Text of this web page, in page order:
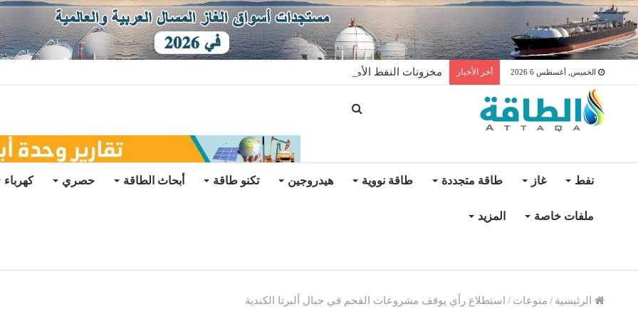
الخميس, أغسطس 6 2026 أخر الأخبار مخزونات النفط الأميركية ترتفع 2.5 مليون برميل عكس التوقعات
نفط غاز طاقة متجددة طاقة نووية هيدروجين تكنو طاقة أبحاث الطاقة حصري كهرباء
ملفات خاصة المزيد
الرئيسية / منوعات / استطلاع رأي يوقف مشروعات الفحم في جبال ألبرتا الكندية